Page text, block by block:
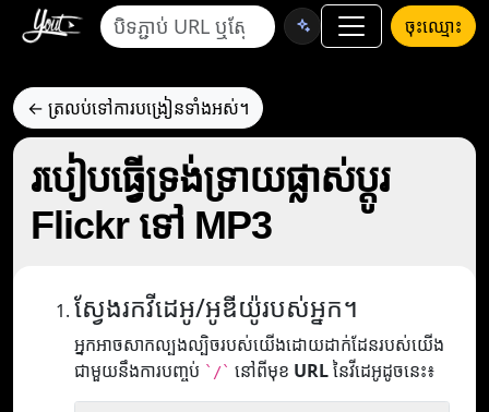
ចុះឈ្មោះ
← ត្រលប់ទៅការបង្រៀនទាំងអស់។
របៀបធ្វើទ្រង់ទ្រាយផ្លាស់ប្តូរ
Flickr ទៅ MP3
ស្វែងរកវីដេអូ/អូឌីយ៉ូរបស់អ្នក។
អ្នកអាចសាកល្បងល្បិចរបស់យើងដោយដាក់ដែនរបស់យើង
ជាមួយនឹងការបញ្ចប់ `/` នៅពីមុខ URLនៃវីដេអូដូចនេះ៖